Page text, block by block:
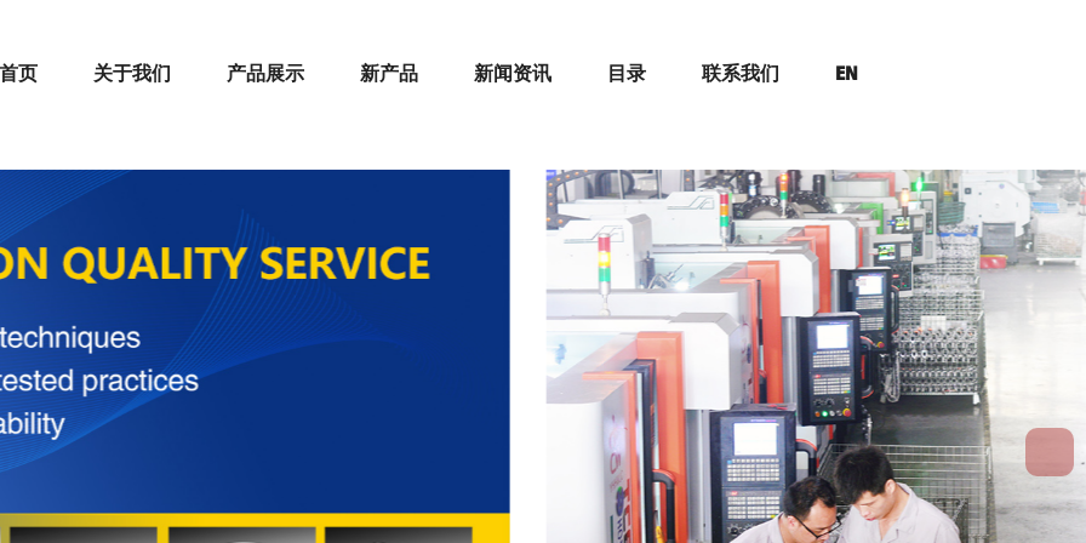
页 关于我们 产品展示 新产品 新闻资讯 目录 联系我们 EN